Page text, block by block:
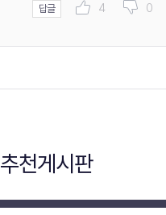
답글 4 0
추천게시판